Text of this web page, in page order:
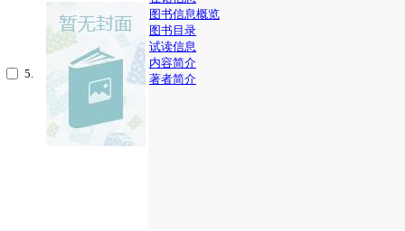
5.
图书信息概览
图书目录
试读信息
内容简介
著者简介